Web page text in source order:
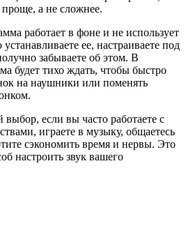
проще, а не сложнее.
работает в фоне и не использует
ее, настраиваете под
забываете об этом. В
будет тихо ждать, чтобы быстро
на наушники или поменять
если вы часто работаете с
играете в музыку, общаетесь
сэкономить время и нервы. Это
настроить звук вашего